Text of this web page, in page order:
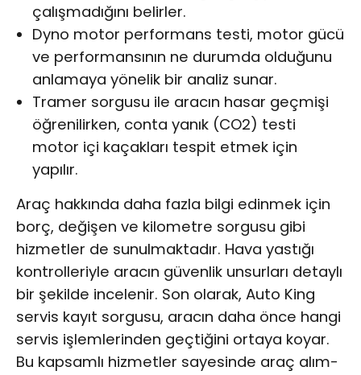
çalışmadığını belirler.
Dyno motor performans testi, motor gücü
ve performansının ne durumda olduğunu
anlamaya yönelik bir analiz sunar.
Tramer sorgusu ile aracın hasar geçmişi
öğrenilirken, conta yanık (CO2) testi
motor içi kaçakları tespit etmek için
yapılır.
Araç hakkında daha fazla bilgi edinmek için
borç, değişen ve kilometre sorgusu gibi
hizmetler de sunulmaktadır. Hava yastığı
kontrolleriyle aracın güvenlik unsurları detaylı
bir şekilde incelenir. Son olarak, Auto King
servis kayıt sorgusu, aracın daha önce hangi
servis işlemlerinden geçtiğini ortaya koyar.
Bu kapsamlı hizmetler sayesinde araç alım-